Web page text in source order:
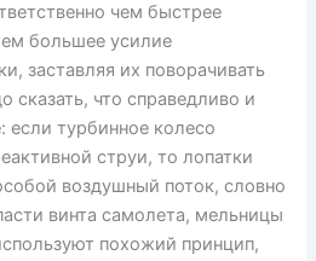
чем быстрее
большее усилие
заставляя их поворачивать
сказать, что справедливо и
если турбинное колесо
струи, то лопатки
воздушный поток, словно
винта самолета, мельницы
похожий принцип,